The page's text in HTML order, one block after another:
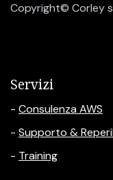
Servizi
- Consulenza AWS
- Supporto &
- Training
Copyright© Corley